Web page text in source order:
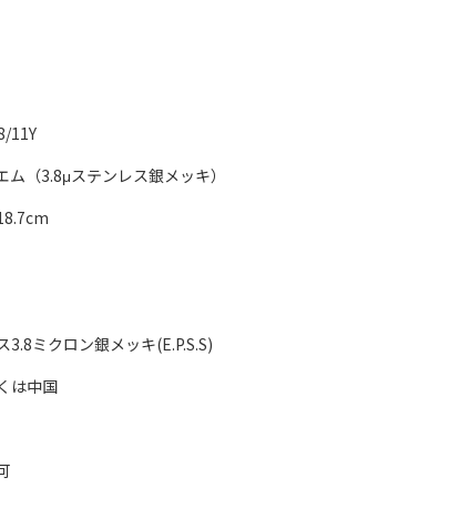
11Y
ム（3.8μステンレス銀メッキ）
3.8ミクロン銀メッキ(E.P.S.S)
は中国